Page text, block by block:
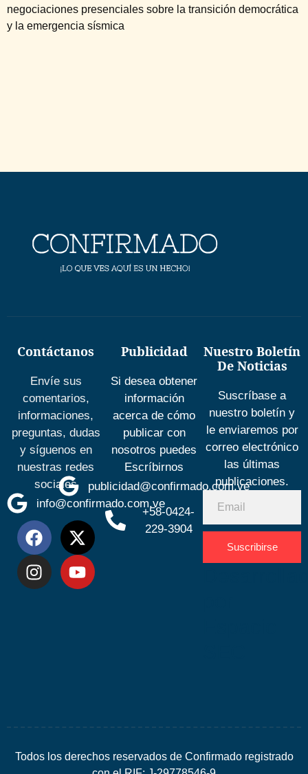
negociaciones presenciales sobre la transición democrática
y la emergencia sísmica
Contáctanos
Envíe sus
comentarios,
informaciones,
preguntas, dudas
y síguenos en
nuestras redes
sociales
info@confirmado.com.ve
Publicidad
Si desea obtener
información
acerca de cómo
publicar con
nosotros puedes
Escríbirnos
publicidad@confirmado.com.ve
+58-0424-
229-3904
Nuestro Boletín
De Noticias
Suscríbase a
nuestro boletín y
le enviaremos por
correo electrónico
las últimas
publicaciones.
Suscribirse
Todos los derechos reservados de Confirmado registrado